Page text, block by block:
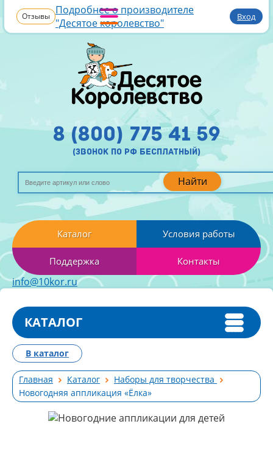
Отзывы Подробнее о производителе
"Десятое королевство"
Вход
Найти
8 (800) 775 41 59
(звонок по рф бесплатный)
Каталог Условия работы
Поддержка Контакты
info@10kor.ru
КАТАЛОГ
Главная Каталог
Наборы для творчества
Новогодняя аппликация «Ёлка»
В каталог